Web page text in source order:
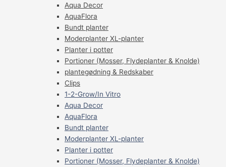
Aqua Decor
AquaFlora
Bundt planter
Moderplanter XL-planter
Planter i potter
Portioner (Mosser, Flydeplanter & Knolde)
plantegødning & Redskaber
Clips
1-2-Grow/In Vitro
Aqua Decor
AquaFlora
Bundt planter
Moderplanter XL-planter
Planter i potter
Portioner (Mosser, Flydeplanter & Knolde)